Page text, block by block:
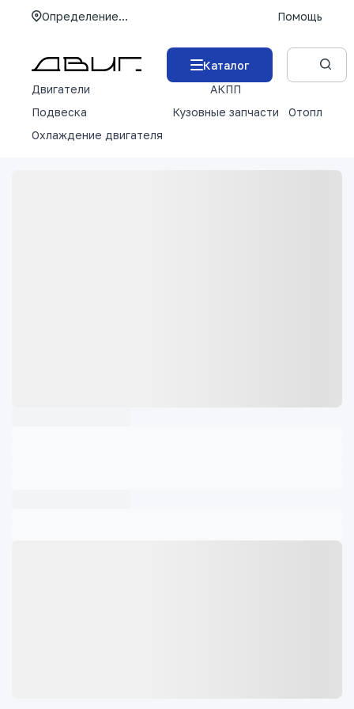
Определение... Помощь
Каталог
Двигатели
АКПП
Подвеска
Кузовные запчасти
Отопление
Охлаждение двигателя